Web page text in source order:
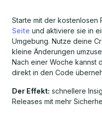
Starte mit der kostenlosen
Seite und aktiviere sie in
Umgebung. Nutze deine
kleine Änderungen
Nach einer Woche kannst
direkt in den Code
Der Effekt: schnellere
Releases mit mehr